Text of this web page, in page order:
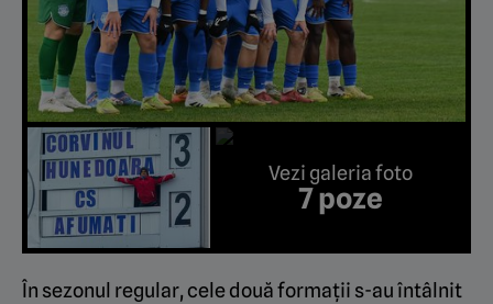
Vezi galeria foto
7 poze
În sezonul regular, cele două formații s-au întâlnit